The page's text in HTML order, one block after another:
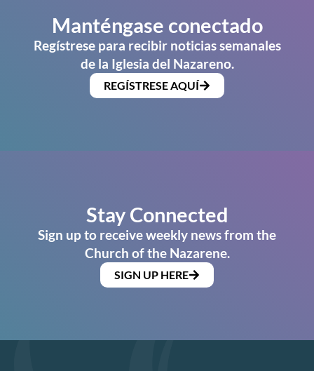
Manténgase conectado
Regístrese para recibir noticias semanales
de la Iglesia del Nazareno.
REGÍSTRESE AQUÍ
Stay Connected
Sign up to receive weekly news from the
Church of the Nazarene.
SIGN UP HERE